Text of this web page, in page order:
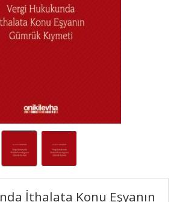
İthalata Konu Eşyanın